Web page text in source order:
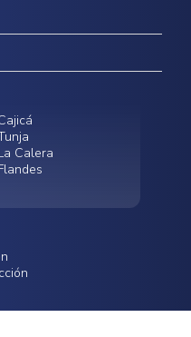
Calera
Zentral
Centro Comercial